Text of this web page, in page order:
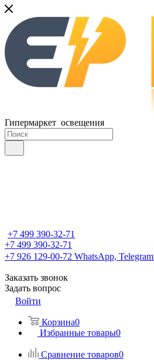
Гипермаркет освещения
+7 499 390-32-71
+7 499 390-32-71
+7 926 129-00-72 WhatsApp, Telegram
Заказать звонок
Задать вопрос
Войти
Корзина0
Избранные товары0
Сравнение товаров0